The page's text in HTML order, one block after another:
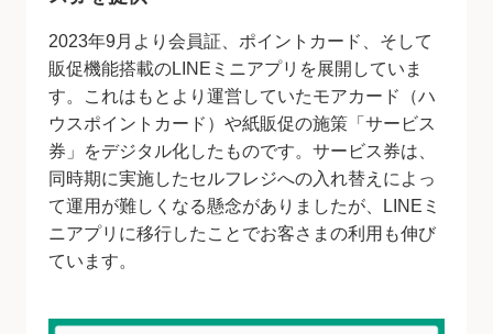
2023年9月より会員証、ポイントカード、そして
販促機能搭載のLINEミニアプリを展開していま
す。これはもとより運営していたモアカード（ハ
ウスポイントカード）や紙販促の施策「サービス
券」をデジタル化したものです。サービス券は、
同時期に実施したセルフレジへの入れ替えによっ
て運用が難しくなる懸念がありましたが、LINEミ
ニアプリに移行したことでお客さまの利用も伸び
ています。